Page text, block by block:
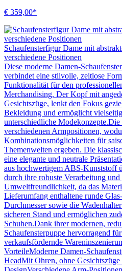
€ 359,00*
Schaufensterfigur Dame mit
verschiedene Positionen
Diese moderne Damen-
verbindet eine stilvolle, zeitlose
Funktionalität für den
Merchandising. Der Kopf mit
Gesichtszüge, lenkt den Fokus
Bekleidung und ermöglicht
unterschiedliche
verschiedenen Armpositionen,
Kombinationsmöglichkeiten für
Themenwelten ergeben. Die
eine elegante und neutrale
aus hochwertigem ABS-Kunststoff
durch ihre robuste Verarbeitung
Umweltfreundlichkeit, da das
Lieferumfang enthaltene runde
Durchmesser sowie die
sicheren Stand und ermöglichen
Schuhen.Dank ihrer modernen,
Schaufensterpuppe hervorragend
verkaufsfördernde
VorteileModerne Damen-
HeadMit Ohren, ohne Gesichtszüge